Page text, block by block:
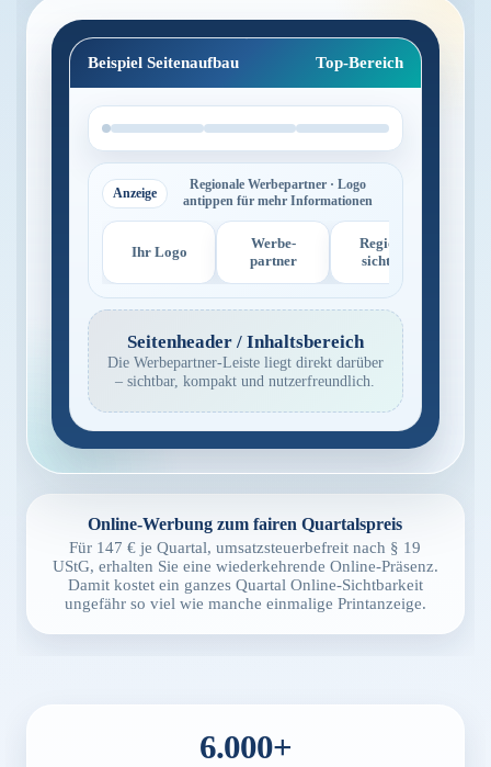
Beispiel Seitenaufbau Top-Bereich
Anzeige
Regionale Werbepartner · Logo
antippen für mehr Informationen
Ihr Logo
Werbe-
partner
Regional
sichtbar
Seitenheader / Inhaltsbereich
Die Werbepartner-Leiste liegt direkt darüber
– sichtbar, kompakt und nutzerfreundlich.
Online-Werbung zum fairen Quartalspreis
Für 147 € je Quartal, umsatzsteuerbefreit nach § 19
UStG, erhalten Sie eine wiederkehrende Online-Präsenz.
Damit kostet ein ganzes Quartal Online-Sichtbarkeit
ungefähr so viel wie manche einmalige Printanzeige.
6.000+